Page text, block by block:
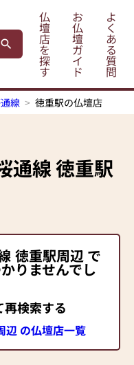
仏
壇
店
を
探
す
お
仏
壇
ガ
イ
ド
よ
く
あ
る
質
問
線 徳重駅の仏壇店
通線徳重駅
徳重駅周辺 で
りませんでし
検索する
辺 の仏壇店一覧